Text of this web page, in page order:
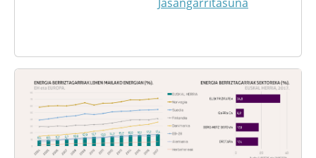
Jasangarritasuna